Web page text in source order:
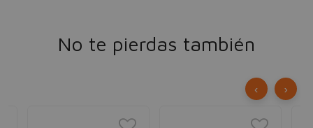
No te pierdas también
‹ ›